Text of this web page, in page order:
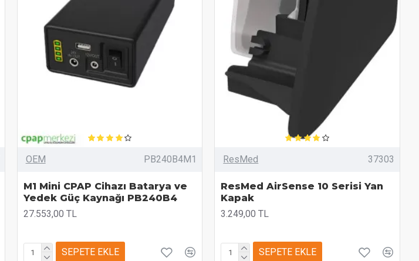
OEM PB240B4M1
M1 Mini CPAP Cihazı Batarya ve
Yedek Güç Kaynağı PB240B4
27.553,00 TL
SEPETE EKLE
ResMed 37303
ResMed AirSense 10 Serisi Yan
Kapak
3.249,00 TL
SEPETE EKLE